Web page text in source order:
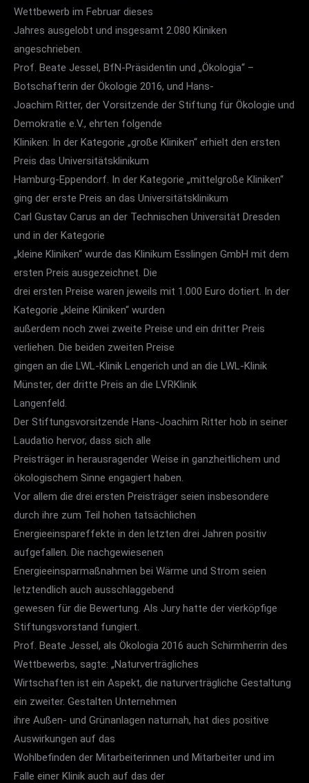
Wettbewerb im Februar dieses
Jahres ausgelobt und insgesamt 2.080 Kliniken
angeschrieben.
Prof. Beate Jessel, BfN-Präsidentin und „Ökologia“ –
Botschafterin der Ökologie 2016, und Hans-
Joachim Ritter, der Vorsitzende der Stiftung für Ökologie und
Demokratie e.V., ehrten folgende
Kliniken: In der Kategorie „große Kliniken“ erhielt den ersten
Preis das Universitätsklinikum
Hamburg-Eppendorf. In der Kategorie „mittelgroße Kliniken“
ging der erste Preis an das Universitätsklinikum
Carl Gustav Carus an der Technischen Universität Dresden
und in der Kategorie
„kleine Kliniken“ wurde das Klinikum Esslingen GmbH mit dem
ersten Preis ausgezeichnet. Die
drei ersten Preise waren jeweils mit 1.000 Euro dotiert. In der
Kategorie „kleine Kliniken“ wurden
außerdem noch zwei zweite Preise und ein dritter Preis
verliehen. Die beiden zweiten Preise
gingen an die LWL-Klinik Lengerich und an die LWL-Klinik
Münster, der dritte Preis an die LVRKlinik
Langenfeld.
Der Stiftungsvorsitzende Hans-Joachim Ritter hob in seiner
Laudatio hervor, dass sich alle
Preisträger in herausragender Weise in ganzheitlichem und
ökologischem Sinne engagiert haben.
Vor allem die drei ersten Preisträger seien insbesondere
durch ihre zum Teil hohen tatsächlichen
Energieeinspareffekte in den letzten drei Jahren positiv
aufgefallen. Die nachgewiesenen
Energieeinsparmaßnahmen bei Wärme und Strom seien
letztendlich auch ausschlaggebend
gewesen für die Bewertung. Als Jury hatte der vierköpfige
Stiftungsvorstand fungiert.
Prof. Beate Jessel, als Ökologia 2016 auch Schirmherrin des
Wettbewerbs, sagte: „Naturverträgliches
Wirtschaften ist ein Aspekt, die naturverträgliche Gestaltung
ein zweiter. Gestalten Unternehmen
ihre Außen- und Grünanlagen naturnah, hat dies positive
Auswirkungen auf das
Wohlbefinden der Mitarbeiterinnen und Mitarbeiter und im
Falle einer Klinik auch auf das der